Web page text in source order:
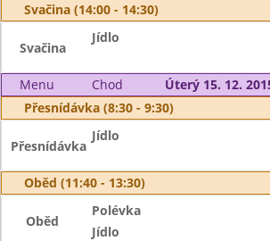
Svačina (14:00 - 14:30)
Svačina
Jídlo
Menu Chod
Úterý 15. 12.
Přesnídávka (8:30 - 9:30)
Přesnídávka
Jídlo
Oběd (11:40 - 13:30)
Oběd
Polévka
Jídlo